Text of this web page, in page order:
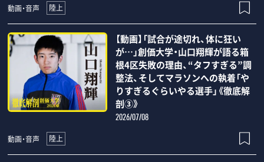
動画・音声 陸上
【動画】「試合が途切れ、体に狂い
が…」創価大学・山口翔輝が語る箱
根4区失敗の理由、“タフすぎる”調
整法、そしてマラソンへの執着「や
りすぎるぐらいやる選手」《徹底解
剖③》
2026/07/08
動画・音声 陸上